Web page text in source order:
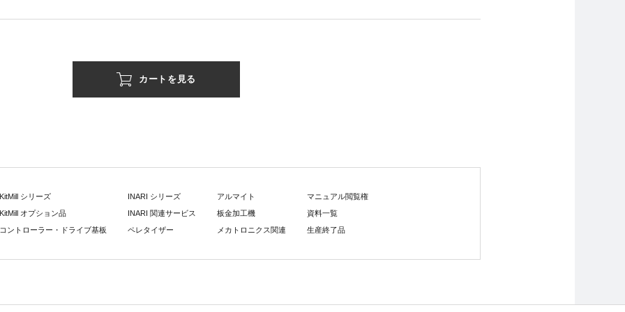
カートを見る
KitMill シリーズ
KitMill オプション品
コントローラー・ドライブ基板
INARI シリーズ
INARI 関連サービス
ペレタイザー
アルマイト
板金加工機
メカトロニクス関連
マニュアル閲覧権
資料一覧
生産終了品